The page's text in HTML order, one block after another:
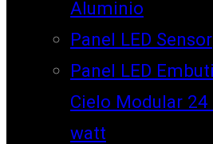
Aluminio
Panel LED Sensor
Panel LED
Cielo Modular 24
watt